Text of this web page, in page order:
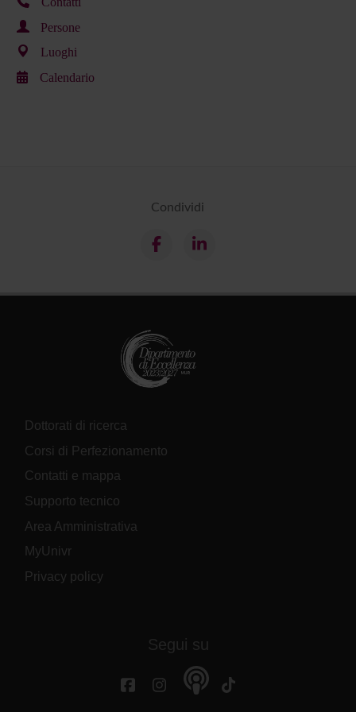
Persone
Luoghi
Calendario
Condividi
Dottorati di ricerca
Corsi di Perfezionamento
Contatti e mappa
Supporto tecnico
Area Amministrativa
MyUnivr
Privacy policy
Segui su